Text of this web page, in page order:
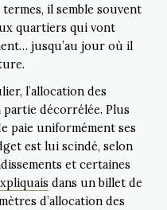
il semble souvent
quartiers qui vont
jusqu’au jour où il
l’allocation des
partie décorrélée. Plus
paie uniformément ses
est lui scindé, selon
et certaines
dans un billet de
d’allocation des